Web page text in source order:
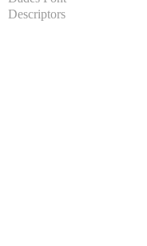
Descriptors